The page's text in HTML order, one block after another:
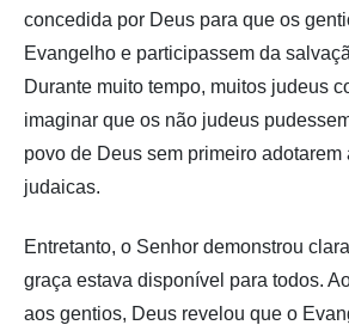
concedida por Deus para que os
Evangelho e participassem da
Durante muito tempo, muitos judeus
imaginar que os não judeus
povo de Deus sem primeiro adotarem
judaicas.
Entretanto, o Senhor demonstrou
graça estava disponível para todos.
aos gentios, Deus revelou que o